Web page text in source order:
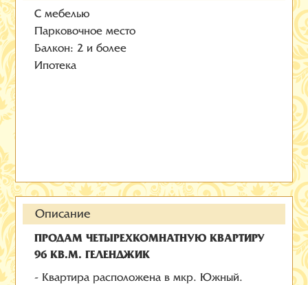
С мебелью
Парковочное место
Балкон: 2 и более
Ипотека
Описание
ПРОДАМ ЧЕТЫРЕХКОМНАТНУЮ КВАРТИРУ
96 КВ.М. ГЕЛЕНДЖИК
- Квартира расположена в мкр. Южный.